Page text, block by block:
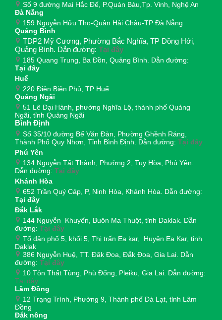
Số 9 đường Mai Hắc Đế, P.Quán Bàu,Tp. Vinh, Nghệ An
Đà Nẵng
159 Nguyễn Hữu Thọ-Quận Hải Châu-TP Đà Nẵng
Quảng Bình
TDP2 Mỹ Cương, Phường Bắc Nghĩa, TP Đồng Hới,
Quảng Bình. Dẫn đường: Tại đây
185 Quang Trung, Ba Đồn, Quảng Bình. Dẫn đường:
Tại đây
Huế
220 Điện Biên Phủ, TP Huế
Quảng Ngãi
51 Lê Đại Hành, phường Nghĩa Lộ, thành phố Quảng
Ngãi, tỉnh Quảng Ngãi
Bình Định
Số 35/10 đường Bế Văn Đàn, Phường Ghềnh Ráng,
Thành Phố Quy Nhơn, Tỉnh Bình Định. Dẫn đường: Tại đây
Phú Yên
134 Nguyễn Tất Thành, Phường 2, Tuy Hòa, Phú Yên.
Dẫn đường: Tại đây
Khánh Hòa
652 Trần Quý Cáp, P, Ninh Hòa, Khánh Hòa. Dẫn đường:
Tại đây
Đắk Lắk
144 Nguyễn Khuyến, Buôn Ma Thuột, tỉnh Daklak. Dẫn
đường: Tại đây
Tổ dân phố 5, khối 5, Thị trấn Ea kar, Huyện Ea Kar, tỉnh
Daklak
386 Nguyễn Huệ, TT. Đăk Đoa, Đắk Đoa, Gia Lai. Dẫn
đường: Tại đây
10 Tôn Thất Tùng, Phù Đổng, Pleiku, Gia Lai. Dẫn đường:
Tại đây
Lâm Đồng
12 Trạng Trình, Phường 9, Thành phố Đà Lạt, tỉnh Lâm
Đồng
Đắk nông